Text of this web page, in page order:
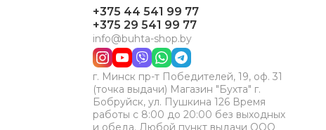
+375 44 541 99 77
+375 29 541 99 77
info@buhta-shop.by
г. Минск пр-т Победителей, 19, оф. 31
(точка выдачи) Магазин "Бухта" г.
Бобруйск, ул. Пушкина 126 Время
работы с 8:00 до 20:00 без выходных
и обеда. Любой пункт выдачи ООО